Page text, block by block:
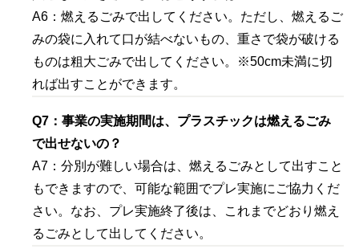
A6：燃えるごみで出してください。ただし、燃えるご
みの袋に入れて口が結べないもの、重さで袋が破ける
ものは粗大ごみで出してください。※50cm未満に切
れば出すことができます。
Q7：事業の実施期間は、プラスチックは燃えるごみ
で出せないの？
A7：分別が難しい場合は、燃えるごみとして出すこと
もできますので、可能な範囲でプレ実施にご協力くだ
さい。なお、プレ実施終了後は、これまでどおり燃え
るごみとして出してください。